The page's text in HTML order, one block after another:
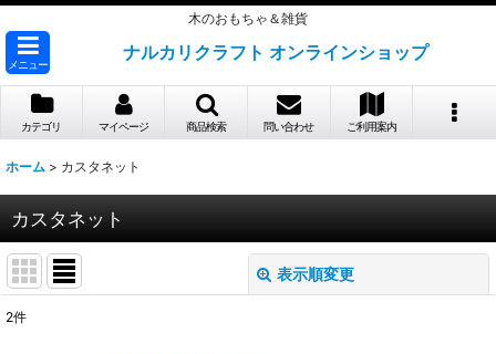
木のおもちゃ＆雑貨
メニュー
ナルカリクラフト オンラインショップ
カテゴリ マイページ 商品検索 問い合わせ ご利用案内
ホーム > カスタネット
カスタネット
表示順変更
2件